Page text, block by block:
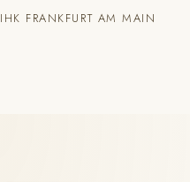
IHK FRANKFURT AM MAIN